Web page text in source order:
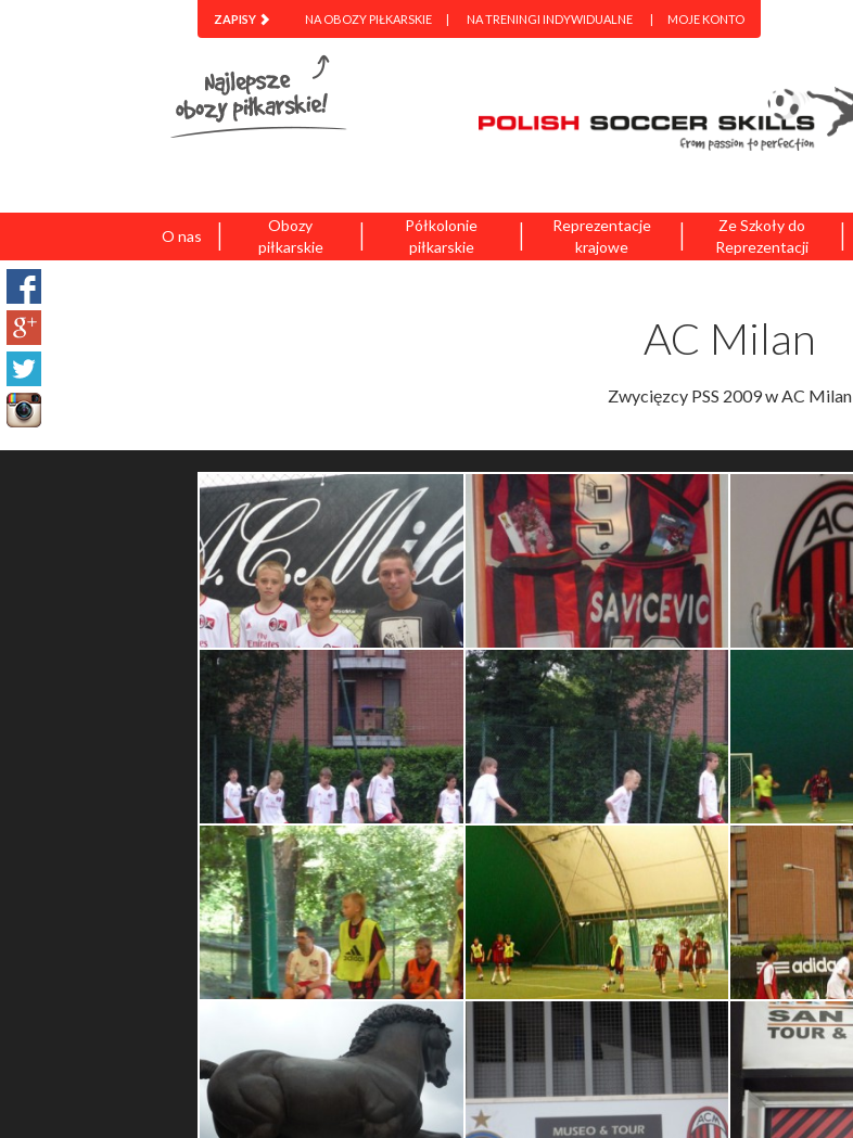
ZAPISY NA OBOZY PIŁKARSKIE NA TRENINGI INDYWIDUALNE MOJE KONTO
O nas
Obozy
piłkarskie
|
Półkolonie
piłkarskie
|
Reprezentacje
krajowe
|
Ze Szkoły do
Reprezentacji
| |
AC Milan
Zwycięzcy PSS 2009 w AC Milan